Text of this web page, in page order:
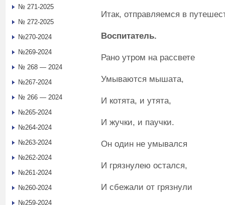
Итак, отправляемся в
Воспитатель.
Рано утром на рассвете
Умываются мышата,
И котята, и утята,
И жучки, и паучки.
Он один не умывался
И грязнулею остался,
И сбежали от грязнули
№ 271-2025
№ 272-2025
№270-2024
№269-2024
№ 268 — 2024
№267-2024
№ 266 — 2024
№265-2024
№264-2024
№263-2024
№262-2024
№261-2024
№260-2024
№259-2024